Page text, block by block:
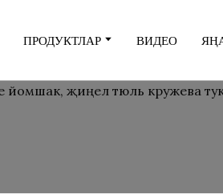
ПРОДУКТЛАР ВИДЕО